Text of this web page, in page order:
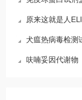
原来这就是人
犬瘟热病毒检测
呋喃妥因代谢物（